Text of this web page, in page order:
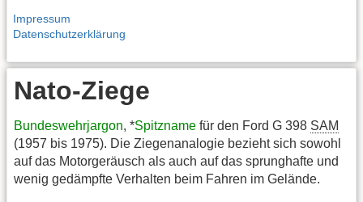
Impressum
Datenschutzerklärung
Nato-Ziege
Bundeswehrjargon, *Spitzname für den Ford G 398 SAM
(1957 bis 1975). Die Ziegenanalogie bezieht sich sowohl
auf das Motorgeräusch als auch auf das sprunghafte und
wenig gedämpfte Verhalten beim Fahren im Gelände.